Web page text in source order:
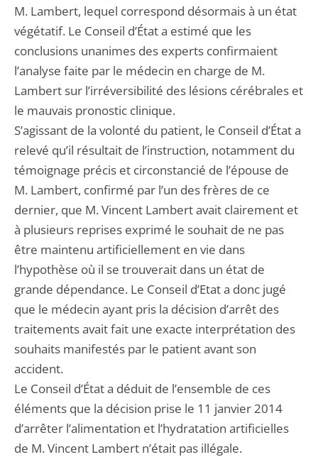
M. Lambert, lequel correspond désormais à un état
végétatif. Le Conseil d’État a estimé que les
conclusions unanimes des experts confirmaient
l’analyse faite par le médecin en charge de M.
Lambert sur l’irréversibilité des lésions cérébrales et
le mauvais pronostic clinique.
S’agissant de la volonté du patient, le Conseil d’État a
relevé qu’il résultait de l’instruction, notamment du
témoignage précis et circonstancié de l’épouse de
M. Lambert, confirmé par l’un des frères de ce
dernier, que M. Vincent Lambert avait clairement et
à plusieurs reprises exprimé le souhait de ne pas
être maintenu artificiellement en vie dans
l’hypothèse où il se trouverait dans un état de
grande dépendance. Le Conseil d’Etat a donc jugé
que le médecin ayant pris la décision d’arrêt des
traitements avait fait une exacte interprétation des
souhaits manifestés par le patient avant son
accident.
Le Conseil d’État a déduit de l’ensemble de ces
éléments que la décision prise le 11 janvier 2014
d’arrêter l’alimentation et l’hydratation artificielles
de M. Vincent Lambert n’était pas illégale.